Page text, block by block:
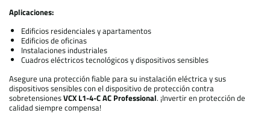
Aplicaciones:
Edificios residenciales y apartamentos
Edificios de oficinas
Instalaciones industriales
Cuadros eléctricos tecnológicos y dispositivos sensibles
Asegure una protección fiable para su instalación eléctrica y sus
dispositivos sensibles con el dispositivo de protección contra
sobretensionesVCX L1-4-C AC Professional. ¡Invertir en protección de
calidad siempre compensa!